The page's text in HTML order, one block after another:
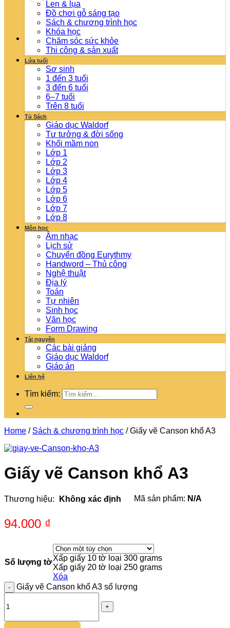
Len & lụa
Đồ chơi gỗ sáng tạo
Sách & chương trình học
Khóa học
Chăm sóc sức khỏe
Thi công & sản xuất
Lứa tuổi
Sơ sinh
1 đến 3 tuổi
3 đến 6 tuổi
6–7 tuổi
Trên 8 tuổi
Tủ Sách
Giáo dục Waldorf
Tư tưởng & đời sống
Khối mầm non
Lớp 1
Lớp 2
Lớp 3
Lớp 4
Lớp 5
Lớp 6
Lớp 7
Lớp 8
Môn học
Âm nhạc
Lịch sử
Chuyển đồng Eurythmy
Handword – Thủ công
Nghệ thuật
Địa lý
Toán
Tự nhiên
Sinh học
Văn học
Form Drawing
Tài nguyên
Các bài giảng
Giáo dục Waldorf
Giáo án
Liên hệ
Tìm kiếm:
Home / Sách & chương trình học /Giấy vẽ Canson khổ A3
Giấy vẽ Canson khổ A3
Thương hiệu: Không xác định Mã sản phẩm: N/A
94.000 ₫
Số lượng tờXấp giấy 10 tờ loại 300 grams
Xấp giấy 20 tờ loại 250 grams
Xóa
Giấy vẽ Canson khổ A3 số lượng